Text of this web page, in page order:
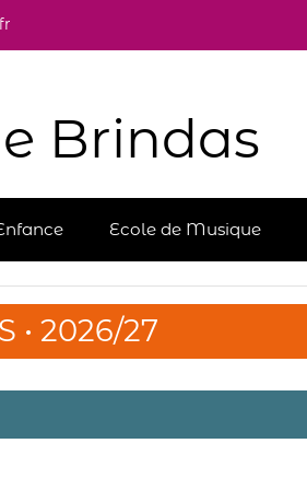
Brindas
Ecole de Musique
• 2026/27